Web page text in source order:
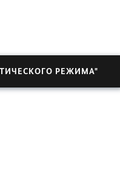
РЕЖИМА"